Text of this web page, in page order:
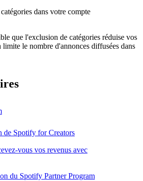
dans votre compte
que l'exclusion de catégories réduise vos
limite le nombre d'annonces diffusées dans
de Spotify for Creators
vous vos revenus avec
du Spotify Partner Program